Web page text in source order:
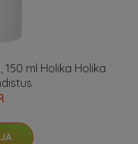
150 ml Holika Holika